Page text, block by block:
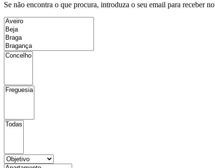
Se não encontra o que procura, introduza o seu email para receber